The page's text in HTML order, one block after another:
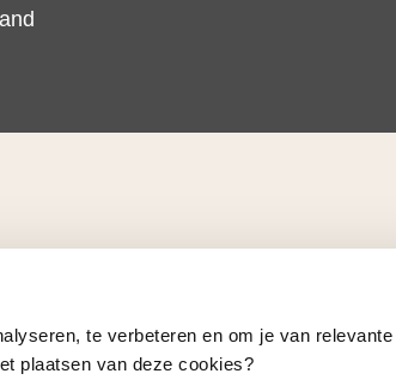
te verbeteren en om je van relevante
plaatsen van deze cookies?